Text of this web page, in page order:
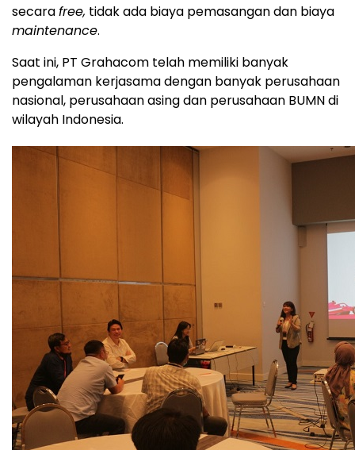
secarafree, tidak ada biaya pemasangan dan biaya
maintenance.
Saat ini, PT Grahacom telah memiliki banyak
pengalaman kerjasama dengan banyak perusahaan
nasional, perusahaan asing dan perusahaan BUMN di
wilayah Indonesia.